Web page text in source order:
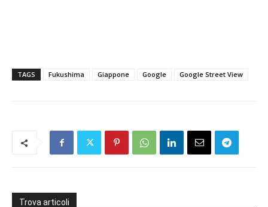
TAGS Fukushima Giappone Google Google Street View
Trova articoli